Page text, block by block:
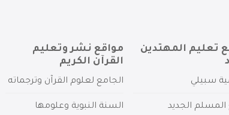
تعليم المهتدين
سبيلي
الجديد
مواقع نشر وتعليم
القرآن الكريم
الجامع لعلوم القرآن وترجماته
السنة النبوية وعلومها